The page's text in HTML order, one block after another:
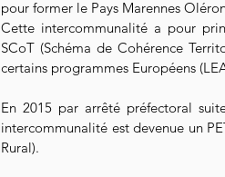
pour former le Pays Marennes
Cette intercommunalité a pour
SCoT (Schéma de Cohérence
certains programmes Européens
En 2015 par arrêté préfectoral
intercommunalité est devenue un
Rural).